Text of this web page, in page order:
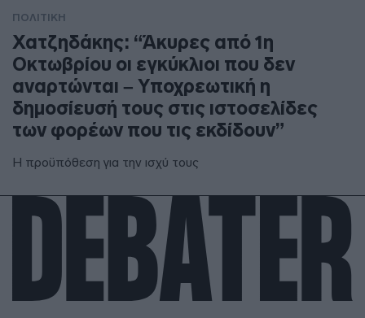
ΠΟΛΙΤΙΚΗ
Χατζηδάκης: “Άκυρες από 1η
Οκτωβρίου οι εγκύκλιοι που δεν
αναρτώνται – Υποχρεωτική η
δημοσίευσή τους στις ιστοσελίδες
των φορέων που τις εκδίδουν”
Η προϋπόθεση για την ισχύ τους